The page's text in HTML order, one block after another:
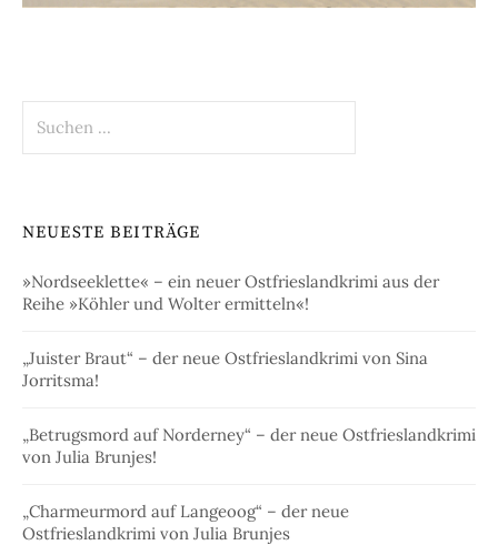
nach:
NEUESTE BEITRÄGE
»Nordseeklette« – ein neuer Ostfrieslandkrimi aus der
Reihe »Köhler und Wolter ermitteln«!
„Juister Braut“ – der neue Ostfrieslandkrimi von Sina
Jorritsma!
„Betrugsmord auf Norderney“ – der neue Ostfrieslandkrimi
von Julia Brunjes!
„Charmeurmord auf Langeoog“ – der neue
Ostfrieslandkrimi von Julia Brunjes